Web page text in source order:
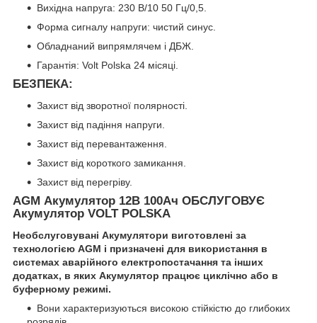
Вихідна напруга: 230 В/10 50 Гц/0,5.
Форма сигналу напруги: чистий синус.
Обладнаний випрямлячем і ДБЖ.
Гарантія: Volt Polska 24 місяці.
БЕЗПЕКА:
Захист від зворотної полярності.
Захист від падіння напруги.
Захист від перевантаження.
Захист від короткого замикання.
Захист від перегріву.
AGM Акумулятор 12В 100Ач ОБСЛУГОВУЄ
Акумулятор VOLT POLSKA
Необслуговувані Акумулятори виготовлені за
технологією AGM і призначені для використання в
системах аварійного електропостачання та інших
додатках, в яких Акумулятор працює циклічно або в
буферному режимі.
Вони характеризуються високою стійкістю до глибоких